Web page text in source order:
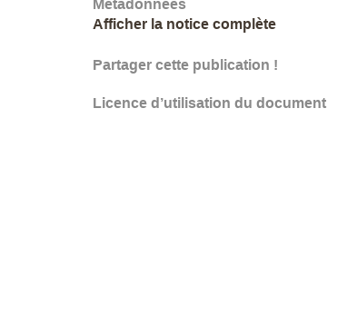
Métadonnées
Afficher la notice complète
Partager cette publication !
Licence d’utilisation du document